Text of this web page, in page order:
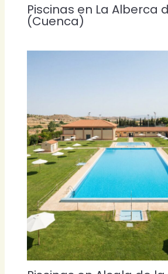
Piscinas en La Alberca
(Cuenca)